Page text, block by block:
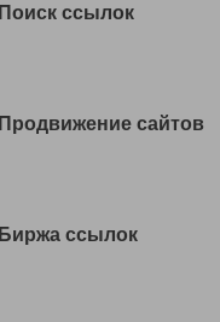
Поиск ссылок
Продвижение сайтов
Биржа ссылок